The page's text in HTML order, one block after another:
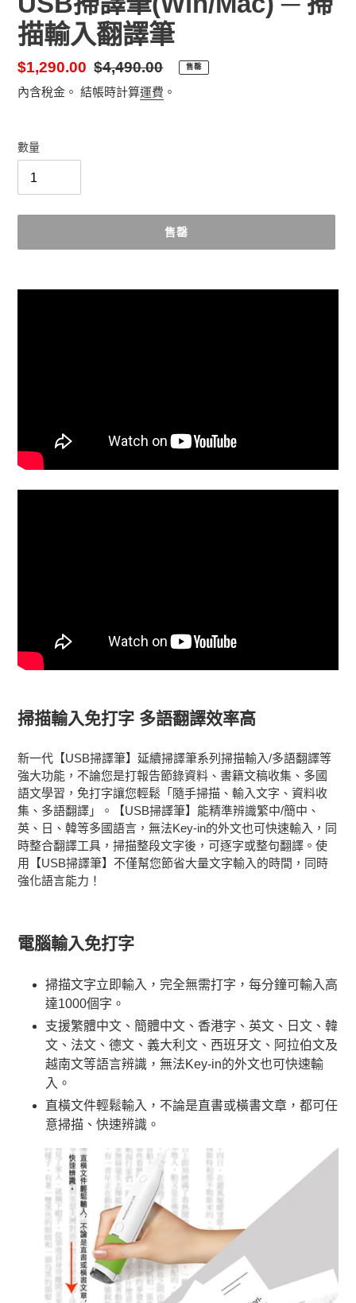
描輸入翻譯筆
售
價
$1,290.00 定
價
$4,490.00 售罄
內含稅金。 結帳時計算運費 。
數量
售罄
在
物
車
掃描輸入免打字 多語翻譯效率高
新一代【USB掃譯筆】延續掃譯筆系列掃描輸入/多語翻譯等
強大功能，不論您是打報告節錄資料、書籍文稿收集、多國
語文學習，免打字讓您輕鬆「隨手掃描、輸入文字、資料收
集、多語翻譯」。【USB掃譯筆】能精準辨識繁中/簡中、
英、日、韓等多國語言，無法Key-in的外文也可快速輸入，同
時整合翻譯工具，掃描整段文字後，可逐字或整句翻譯。使
用【USB掃譯筆】不僅幫您節省大量文字輸入的時間，同時
強化語言能力！
電腦輸入免打字
掃描文字立即輸入，完全無需打字，每分鐘可輸入高
達1000個字。
支援繁體中文、簡體中文、香港字、英文、日文、韓
文、法文、德文、義大利文、西班牙文、阿拉伯文及
越南文等語言辨識，無法Key-in的外文也可快速輸
入。
直橫文件輕鬆輸入，不論是直書或橫書文章，都可任
意掃描、快速辨識。